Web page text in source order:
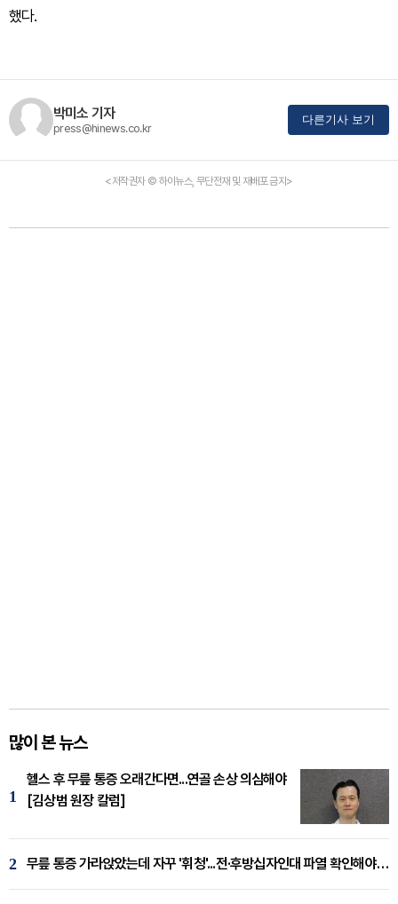
했다.
박미소 기자
press@hinews.co.kr
다른기사 보기
<저작권자 © 하이뉴스, 무단전재 및 재배포 금지>
많이 본 뉴스
1
헬스 후 무릎 통증 오래간다면...연골 손상 의심해야
[김상범 원장 칼럼]
2 무릎 통증 가라앉았는데 자꾸 '휘청'...전·후방십자인대 파열 확인해야 [곽우경 원장 칼럼]